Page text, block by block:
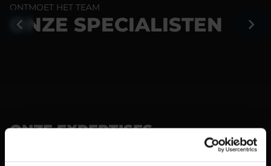
ONTMOET HET TEAM
ONZE SPECIALISTEN
ONZE EXPERTISES